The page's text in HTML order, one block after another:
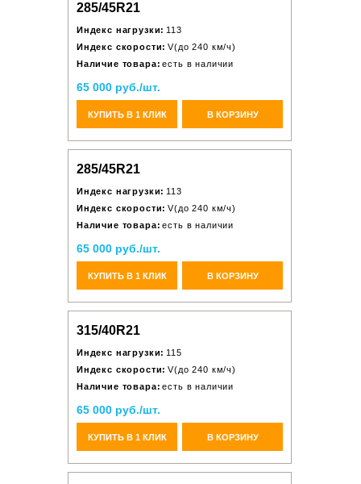
285/45R21
Индекс нагрузки: 113
Индекс скорости: V(до 240 км/ч)
Наличие товара: есть в наличии
65 000 руб./шт.
КУПИТЬ В 1 КЛИК В КОРЗИНУ
285/45R21
Индекс нагрузки: 113
Индекс скорости: V(до 240 км/ч)
Наличие товара: есть в наличии
65 000 руб./шт.
КУПИТЬ В 1 КЛИК В КОРЗИНУ
315/40R21
Индекс нагрузки: 115
Индекс скорости: V(до 240 км/ч)
Наличие товара: есть в наличии
65 000 руб./шт.
КУПИТЬ В 1 КЛИК В КОРЗИНУ